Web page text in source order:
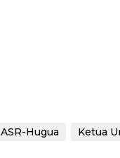
ASR-Hugua Ketua